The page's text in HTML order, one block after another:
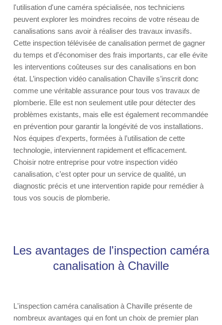
l'utilisation d'une caméra spécialisée, nos techniciens
peuvent explorer les moindres recoins de votre réseau de
canalisations sans avoir à réaliser des travaux invasifs.
Cette inspection télévisée de canalisation permet de gagner
du temps et d'économiser des frais importants, car elle évite
les interventions coûteuses sur des canalisations en bon
état. L’inspection vidéo canalisation Chaville s’inscrit donc
comme une véritable assurance pour tous vos travaux de
plomberie. Elle est non seulement utile pour détecter des
problèmes existants, mais elle est également recommandée
en prévention pour garantir la longévité de vos installations.
Nos équipes d’experts, formées à l’utilisation de cette
technologie, interviennent rapidement et efficacement.
Choisir notre entreprise pour votre inspection vidéo
canalisation, c’est opter pour un service de qualité, un
diagnostic précis et une intervention rapide pour remédier à
tous vos soucis de plomberie.
Les avantages de l'inspection caméra
canalisation à Chaville
L'inspection caméra canalisation à Chaville présente de
nombreux avantages qui en font un choix de premier plan